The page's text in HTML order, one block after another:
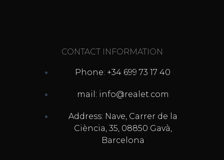
CONTACT INFORMATION
Phone: +34 699 73 17 40
mail: info@realet.com
Address: Nave, Carrer de la
Ciència, 35, 08850 Gavà,
Barcelona